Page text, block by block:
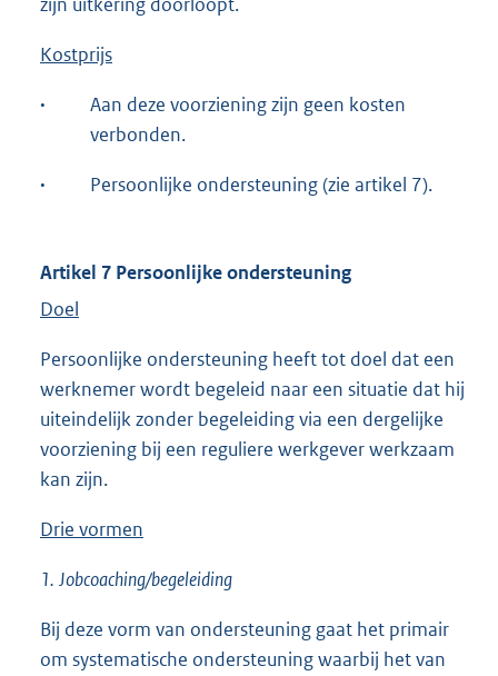
Kostprijs
·
Aan deze voorziening zijn geen kosten
verbonden.
· Persoonlijke ondersteuning (zie artikel 7).
Artikel 7 Persoonlijke ondersteuning
Doel
Persoonlijke ondersteuning heeft tot doel dat een
werknemer wordt begeleid naar een situatie dat hij
uiteindelijk zonder begeleiding via een dergelijke
voorziening bij een reguliere werkgever werkzaam
kan zijn.
Drie vormen
1. Jobcoaching/begeleiding
Bij deze vorm van ondersteuning gaat het primair
om systematische ondersteuning waarbij het van